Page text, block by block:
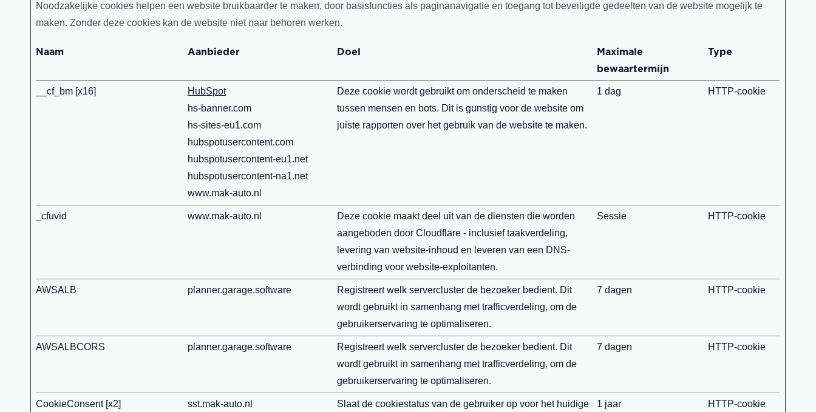
Noodzakelijke cookies helpen een website bruikbaarder te maken, door basisfuncties als paginanavigatie en toegang tot beveiligde gedeelten van de website mogelijk te
maken. Zonder deze cookies kan de website niet naar behoren werken.
Naam Aanbieder Doel
Maximale
bewaartermijn
Type
__cf_bm [x16]
HubSpot
hs-banner.com
hs-sites-eu1.com
hubspotusercontent.com
hubspotusercontent-eu1.net
hubspotusercontent-na1.net
www.mak-auto.nl
Deze cookie wordt gebruikt om onderscheid te maken
tussen mensen en bots. Dit is gunstig voor de website om
juiste rapporten over het gebruik van de website te maken.
1 dag HTTP-cookie
_cfuvid www.mak-auto.nl
Deze cookie maakt deel uit van de diensten die worden
aangeboden door Cloudflare - inclusief taakverdeling,
levering van website-inhoud en leveren van een DNS-
verbinding voor website-exploitanten.
Sessie HTTP-cookie
AWSALB planner.garage.software
Registreert welk servercluster de bezoeker bedient. Dit
wordt gebruikt in samenhang met trafficverdeling, om de
gebruikerservaring te optimaliseren.
7 dagen HTTP-cookie
AWSALBCORS planner.garage.software
Registreert welk servercluster de bezoeker bedient. Dit
wordt gebruikt in samenhang met trafficverdeling, om de
gebruikerservaring te optimaliseren.
7 dagen HTTP-cookie
CookieConsent [x2]
sst.mak-auto.nl
Slaat de cookiestatus van de gebruiker op voor het huidige
1 jaar HTTP-cookie